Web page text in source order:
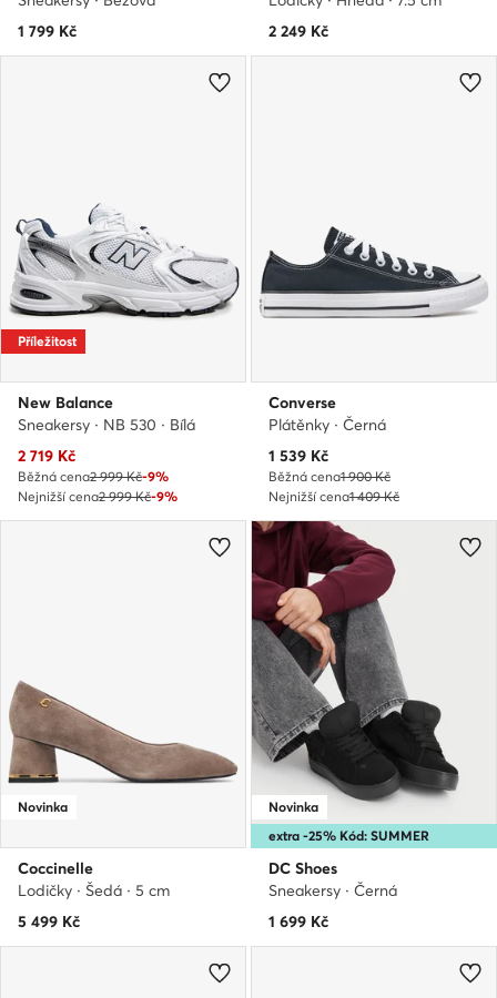
1 799 Kč
2 249 Kč
Příležitost
New Balance
Sneakersy · NB 530 · Bílá
Aktuální cena
2 719 Kč
Běžná cena2 999 Kč-9%
Nejnižší cena2 999 Kč-9%
Converse
Plátěnky · Černá
Aktuální cena
1 539 Kč
Běžná cena1 900 Kč
Nejnižší cena1 409 Kč
Novinka
Coccinelle
Lodičky · Šedá · 5 cm
5 499 Kč
extra -25% Kód: SUMMER
Novinka
DC Shoes
Sneakersy · Černá
1 699 Kč